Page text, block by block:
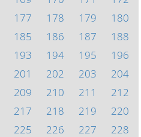
177 178 179
180
185 186 187
188
193 194 195
196
201 202 203
204
209 210 211
212
217 218 219
220
225 226 227
228